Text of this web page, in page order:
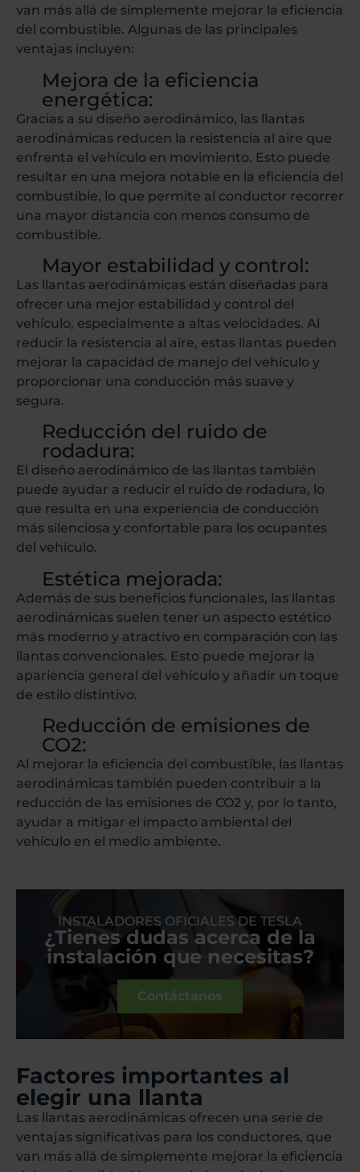
van más allá de simplemente mejorar la eficiencia
del combustible. Algunas de las principales
ventajas incluyen:
Mejora de la eficiencia
energética:
Gracias a su diseño aerodinámico, las llantas
aerodinámicas reducen la resistencia al aire que
enfrenta el vehículo en movimiento. Esto puede
resultar en una mejora notable en la eficiencia del
combustible, lo que permite al conductor recorrer
una mayor distancia con menos consumo de
combustible.
Mayor estabilidad y control:
Las llantas aerodinámicas están diseñadas para
ofrecer una mejor estabilidad y control del
vehículo, especialmente a altas velocidades. Al
reducir la resistencia al aire, estas llantas pueden
mejorar la capacidad de manejo del vehículo y
proporcionar una conducción más suave y
segura.
Reducción del ruido de
rodadura:
El diseño aerodinámico de las llantas también
puede ayudar a reducir el ruido de rodadura, lo
que resulta en una experiencia de conducción
más silenciosa y confortable para los ocupantes
del vehículo.
Estética mejorada:
Además de sus beneficios funcionales, las llantas
aerodinámicas suelen tener un aspecto estético
más moderno y atractivo en comparación con las
llantas convencionales. Esto puede mejorar la
apariencia general del vehículo y añadir un toque
de estilo distintivo.
Reducción de emisiones de
CO2:
Al mejorar la eficiencia del combustible, las llantas
aerodinámicas también pueden contribuir a la
reducción de las emisiones de CO2 y, por lo tanto,
ayudar a mitigar el impacto ambiental del
vehículo en el medio ambiente.
INSTALADORES OFICIALES DE TESLA
¿Tienes dudas acerca de la
instalación que necesitas?
Contáctanos
Factores importantes al
elegir una llanta
Las llantas aerodinámicas ofrecen una serie de
ventajas significativas para los conductores, que
van más allá de simplemente mejorar la eficiencia